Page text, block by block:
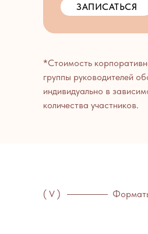
*Стоимость
группы руководителей
индивидуально в
количества участников.
ЗАПИСАТЬСЯ
( V )